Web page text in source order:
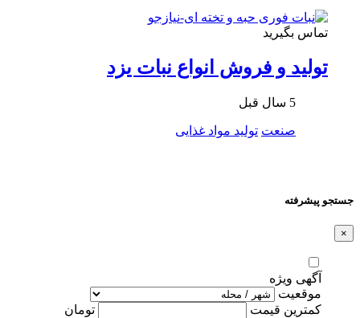
تماس بگیرید
تولید و فروش انواع نبات یزد
5 سال قبل
صنعت تولید مواد غذایی
جستجو پیشرفته
×
آگهی ویژه
موقعیت
کمترین قیمت
تومان